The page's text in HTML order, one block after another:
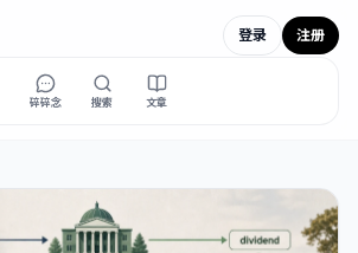
碎碎念 搜索 文章
登录 注册